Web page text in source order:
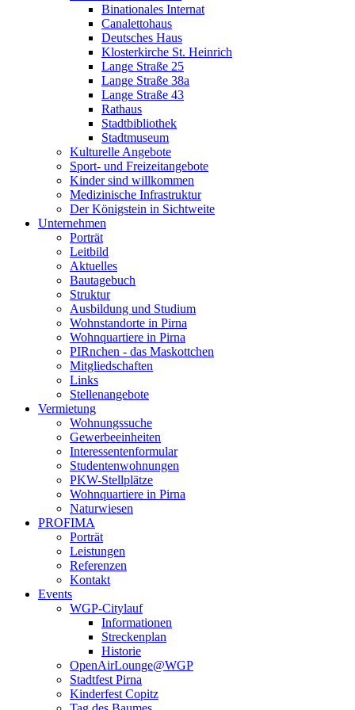
Binationales Internat
Canalettohaus
Deutsches Haus
Klosterkirche St. Heinrich
Lange Straße 25
Lange Straße 38a
Lange Straße 43
Rathaus
Stadtbibliothek
Stadtmuseum
Kulturelle Angebote
Sport- und Freizeitangebote
Kinder sind willkommen
Medizinische Infrastruktur
Der Königstein in Sichtweite
Unternehmen
Porträt
Leitbild
Aktuelles
Bautagebuch
Struktur
Ausbildung und Studium
Wohnstandorte in Pirna
Wohnquartiere in Pirna
PIRnchen - das Maskottchen
Mitgliedschaften
Links
Stellenangebote
Vermietung
Wohnungssuche
Gewerbeeinheiten
Interessentenformular
Studentenwohnungen
PKW-Stellplätze
Wohnquartiere in Pirna
Naturwiesen
PROFIMA
Porträt
Leistungen
Referenzen
Kontakt
Events
WGP-Citylauf
Informationen
Streckenplan
Historie
OpenAirLounge@WGP
Stadtfest Pirna
Kinderfest Copitz